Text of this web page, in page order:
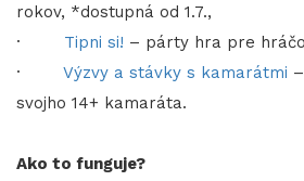
rokov, *dostupná od 1.7.,
· Tipni si! – párty hra pre
· Výzvy a stávky s kamarátmi
svojho 14+ kamaráta.
Ako to funguje?